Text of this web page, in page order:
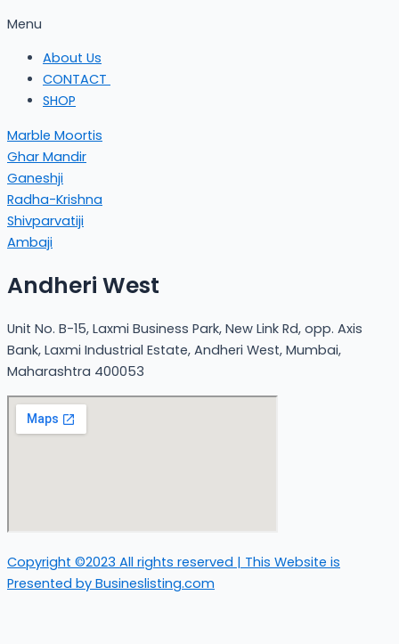
Menu
About Us
CONTACT
SHOP
Marble Moortis
Ghar Mandir
Ganeshji
Radha-Krishna
Shivparvatiji
Ambaji
Andheri West
Unit No. B-15, Laxmi Business Park, New Link Rd, opp. Axis
Bank, Laxmi Industrial Estate, Andheri West, Mumbai,
Maharashtra 400053
Copyright ©2023 All rights reserved | This Website is
Presented by Busineslisting.com